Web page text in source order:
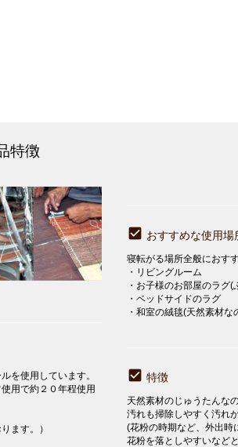
特徴
を使用しています。
用で約２０年程使用
ます。）
おすすめな使用場
寝転がる場所全般におすす
・リビングルーム
・お子様のお部屋のラグ
・ベッドサイドのラグ
・和室の絨毯(天然素材
特徴
天然素材のじゅうたんな
汚れも掃除しやすく汚れ
(花粉の時期など、外出時
花粉を落としやすいなど